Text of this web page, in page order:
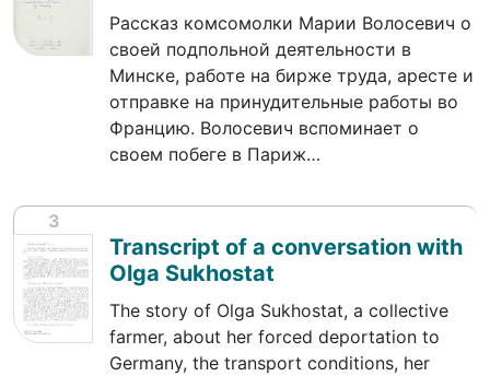
Рассказ комсомолки Марии Волосевич о
своей подпольной деятельности в
Минске, работе на бирже труда, аресте и
отправке на принудительные работы во
Францию. Волосевич вспоминает о
своем побеге в Париж…
3
Transcript of a conversation with
Olga Sukhostat
The story of Olga Sukhostat, a collective
farmer, about her forced deportation to
Germany, the transport conditions, her